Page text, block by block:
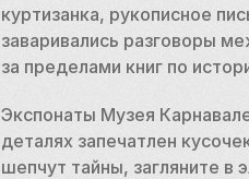
куртизанка, рукописное
заваривались разговоры
за пределами книг по
Экспонаты Музея
деталях запечатлен
шепчут тайны, загляните в